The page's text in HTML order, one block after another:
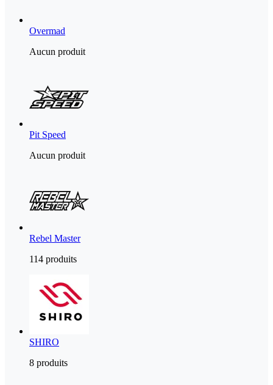
Overmad
Aucun produit
Pit Speed
Aucun produit
Rebel Master
114 produits
SHIRO
8 produits